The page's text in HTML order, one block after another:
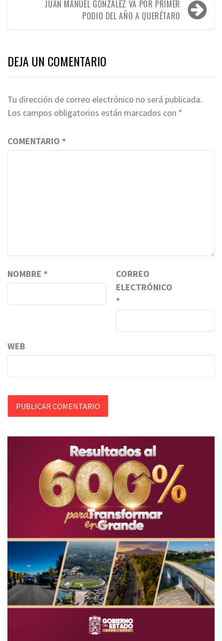
entradasJUAN MANUEL GONZÁLEZ VA POR PRIMER
PODIO DEL AÑO A QUERÉTARO
DEJA UN COMENTARIO
Tu dirección de correo electrónico no será publicada.
Los campos obligatorios están marcados con *
COMENTARIO *
NOMBRE *
CORREO
ELECTRÓNICO
*
WEB